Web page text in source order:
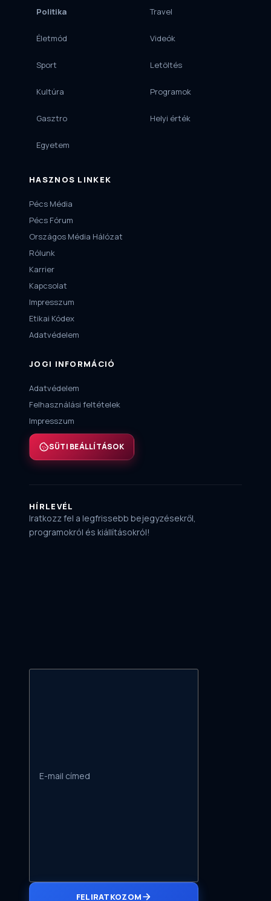
Politika
Életmód
Sport
Kultúra
Gasztro
Egyetem
Travel
Videók
Letöltés
Programok
Helyi érték
HASZNOS LINKEK
Pécs Média
Pécs Fórum
Országos Média Hálózat
Rólunk
Karrier
Kapcsolat
Impresszum
Etikai Kódex
Adatvédelem
JOGI INFORMÁCIÓ
Adatvédelem
Felhasználási feltételek
Impresszum
SÜTI BEÁLLÍTÁSOK
HÍRLEVÉL
Iratkozz fel a legfrissebb bejegyzésekről,
programokról és kiállításokról!
FELIRATKOZOM